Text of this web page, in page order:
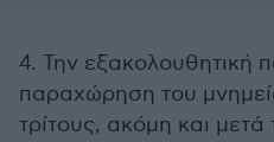
4. Την εξακολουθητική
παραχώρηση του
τρίτους, ακόμη και